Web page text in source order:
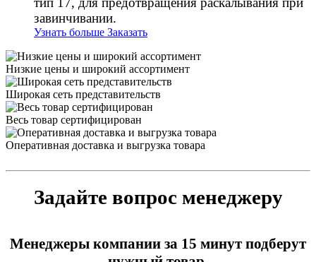
завинчивании.
Узнать больше Заказать
Низкие цены и широкий ассортимент
Широкая сеть представительств
Весь товар сертифицирован
Оперативная доставка и выгрузка товара
Задайте вопрос менеджеру
Менеджеры компании за 15 минут подберут